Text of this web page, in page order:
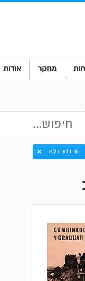
מחקר אודות
שרנוע בעמ